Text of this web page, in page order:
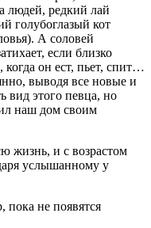
людей, редкий лай
голубоглазый кот
А соловей
если близко
он ест, пьет, спит…
выводя все новые и
вид этого певца, но
наш дом своим
жизнь, и с возрастом
услышанному у
пока не появятся